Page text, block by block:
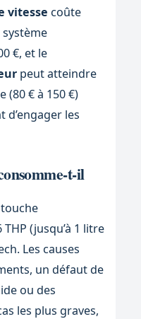
vitesse coûte
€, et le
peut atteindre
(80 € à 150 €)
d’engager les
t-il
touche
(jusqu’à 1 litre
Les causes
un défaut de
ou des
les plus graves,